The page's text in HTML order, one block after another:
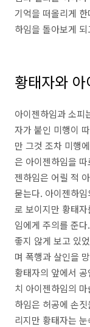
기억을 떠올리게
하임을 돌아보게
황태자와
아이젠하임과 소피
자가 붙인 미행이
만 그것 조차 미행
은 아이젠하임을
젠하임은 어릴 적
묻는다. 아이젠하
로 보이지만 황태
임에게 주의를 준
좋지 않게 보고 있
며 폭행과 살인을
황태자의 앞에서
치 아이젠하임의
하임은 허공에 손
리지만 황태자는